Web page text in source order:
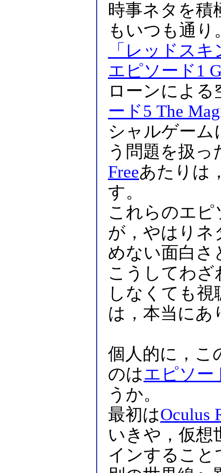
時事ネタを積
もいつも通り
「レッドス
エピソード1
ローンによる
ード5 The
シャルゲー
う問題を扱っ
Freeあたりは
す。
これらのエ
が，やはりネ
めない面白さ
こうしてわざ
しなくても
は，本当にあ
個人的に，こ
のはエピソー
うか。
最初はOculus
いきや，仮想
インすること